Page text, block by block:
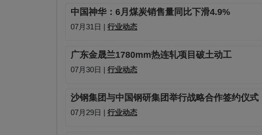
中国神华：6月煤炭销售量同比下滑4.9%
07月31日 | 行业动态
广东金晟兰1780mm热连轧项目破土动工
07月30日 | 行业动态
沙钢集团与中国钢研集团举行战略合作签约仪式
07月29日 | 行业动态